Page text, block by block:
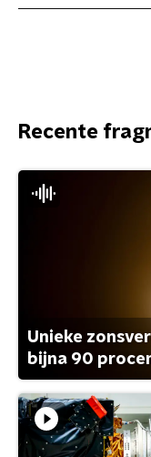
Recente
Unieke
bijna 90